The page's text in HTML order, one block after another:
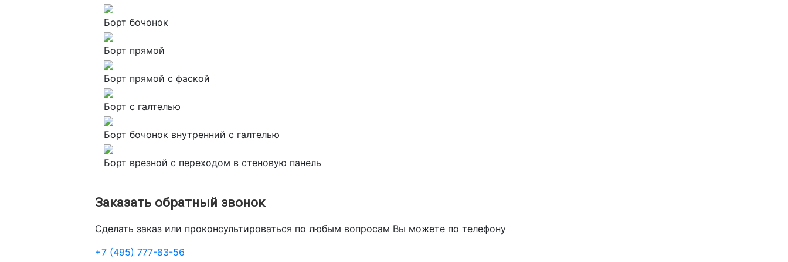
Борт бочонок
Борт прямой
Борт прямой с фаской
Борт с галтелью
Борт бочонок внутренний с галтелью
Борт врезной с переходом в стеновую панель
Заказать обратный звонок
Сделать заказ или проконсультироваться по любым вопросам Вы можете по телефону
+7 (495) 777-83-56